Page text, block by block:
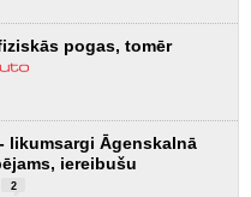
pogas, tomēr
likumsargi Āgenskalnā
iereibušu
2